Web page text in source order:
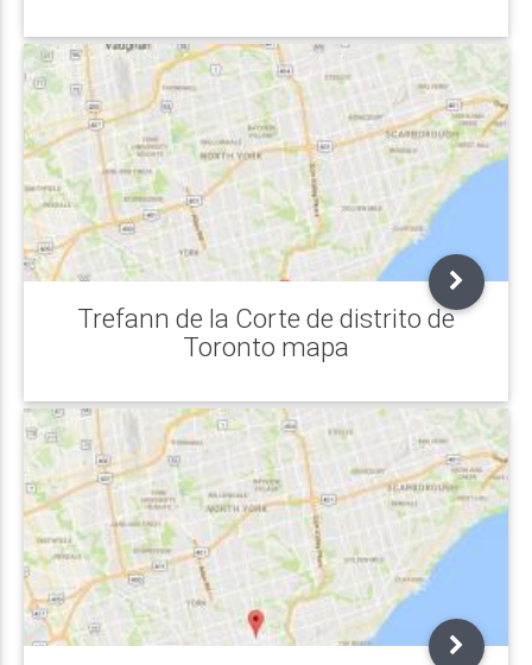
Trefann de la Corte de distrito de
Toronto mapa